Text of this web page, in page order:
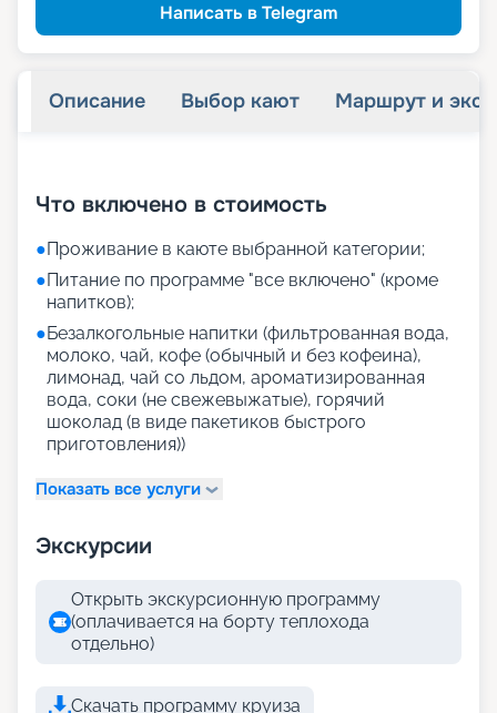
Написать в Telegram
Описание Выбор кают Маршрут и
Что включено в стоимость
●Проживание в каюте выбранной категории;
●Питание по программе "все включено" (кроме
напитков);
●Безалкогольные напитки (фильтрованная вода,
молоко, чай, кофе (обычный и без кофеина),
лимонад, чай со льдом, ароматизированная
вода, соки (не свежевыжатые), горячий
шоколад (в виде пакетиков быстрого
приготовления))
Показать все услуги
Экскурсии
Открыть экскурсионную программу
(оплачивается на борту теплохода
отдельно)
Скачать программу круиза